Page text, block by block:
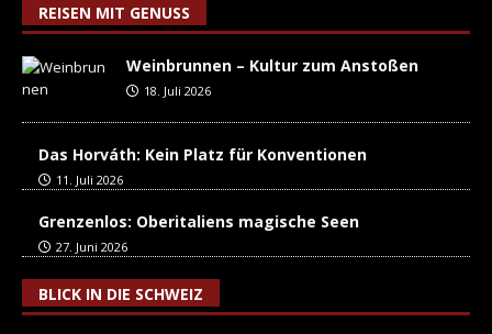
REISEN MIT GENUSS
Weinbrunnen – Kultur zum Anstoßen
18. Juli 2026
Das Horváth: Kein Platz für Konventionen
11. Juli 2026
Grenzenlos: Oberitaliens magische Seen
27. Juni 2026
BLICK IN DIE SCHWEIZ